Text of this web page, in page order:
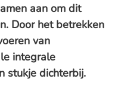
aan om dit
Door het betrekken
van
integrale
stukje dichterbij.